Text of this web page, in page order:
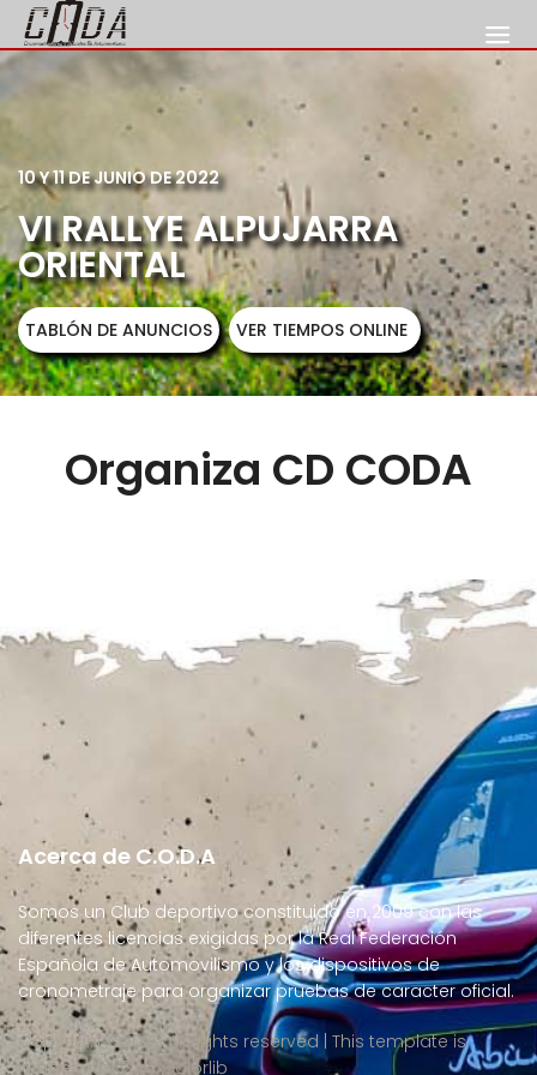
10 Y 11 DE JUNIO DE 2022
VI RALLYE ALPUJARRA
ORIENTAL
TABLÓN DE ANUNCIOS VER TIEMPOS ONLINE
Organiza CD CODA
Acerca de C.O.D.A
Somos un Club deportivo constituido en 2009 con las
diferentes licencias exigidas por la Real Federación
Española de Automovilismo y los dispositivos de
cronometraje para organizar pruebas de caracter oficial.
Copyright ©2026 All rights reserved | This template is
made with
by Colorlib